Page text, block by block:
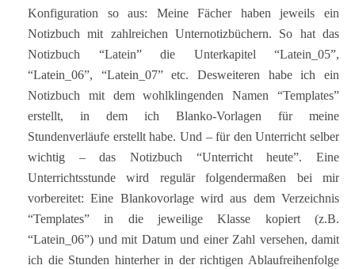
Konfiguration so aus: Meine Fächer haben jeweils ein
Notizbuch mit zahlreichen Unternotizbüchern. So hat das
Notizbuch “Latein” die Unterkapitel “Latein_05”,
“Latein_06”, “Latein_07” etc. Desweiteren habe ich ein
Notizbuch mit dem wohlklingenden Namen “Templates”
erstellt, in dem ich Blanko-Vorlagen für meine
Stundenverläufe erstellt habe. Und – für den Unterricht selber
wichtig – das Notizbuch “Unterricht heute”. Eine
Unterrichtsstunde wird regulär folgendermaßen bei mir
vorbereitet: Eine Blankovorlage wird aus dem Verzeichnis
“Templates” in die jeweilige Klasse kopiert (z.B.
“Latein_06”) und mit Datum und einer Zahl versehen, damit
ich die Stunden hinterher in der richtigen Ablaufreihenfolge